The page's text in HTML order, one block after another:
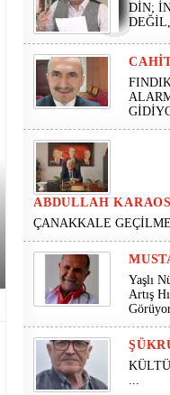
DİN;
ABDULLAH
ÇANAKKALE
Yaşlı
Artış
...